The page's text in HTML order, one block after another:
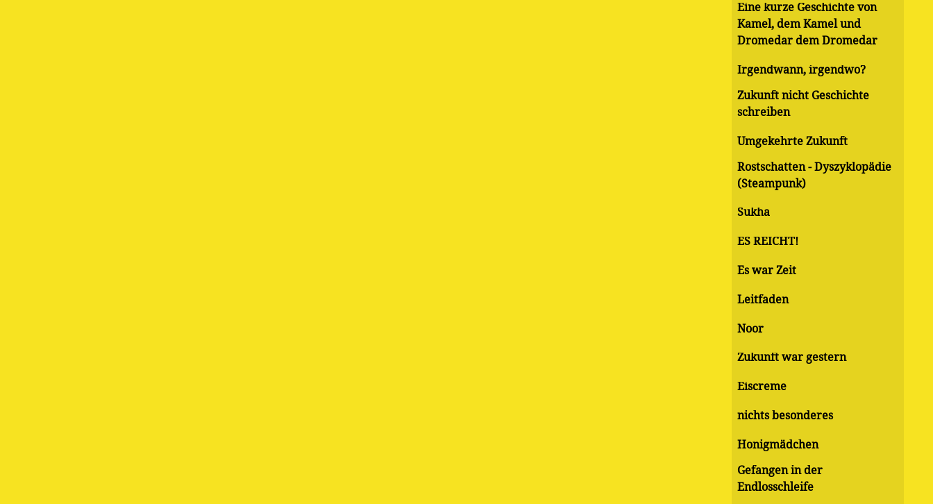
Eine kurze Geschichte von
Kamel, dem Kamel und
Dromedar dem Dromedar
Irgendwann, irgendwo?
Zukunft nicht Geschichte
schreiben
Umgekehrte Zukunft
Rostschatten - Dyszyklopädie
(Steampunk)
Sukha
ES REICHT!
Es war Zeit
Leitfaden
Noor
Zukunft war gestern
Eiscreme
nichts besonderes
Honigmädchen
Gefangen in der
Endlosschleife